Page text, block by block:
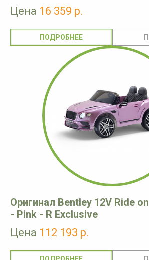
Цена 16 359 р.
ПОДРОБНЕЕ
Оригинал Bentley 12V Ride on
- Pink - R Exclusive
Цена 112 193 р.